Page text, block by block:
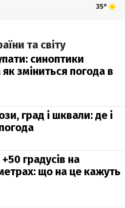
35°
та світу
синоптики
зміниться погода в
град і шквали: де і
градусів на
що на це кажуть